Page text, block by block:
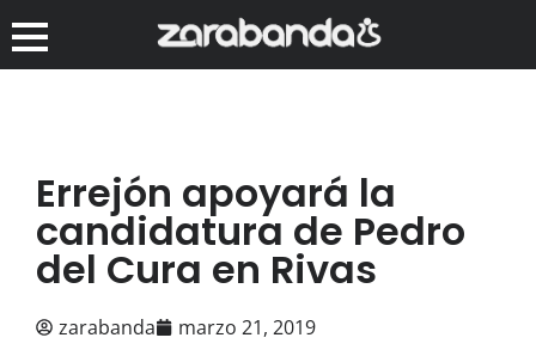
Errejón apoyará la
candidatura de Pedro
del Cura en Rivas
zarabanda marzo 21, 2019